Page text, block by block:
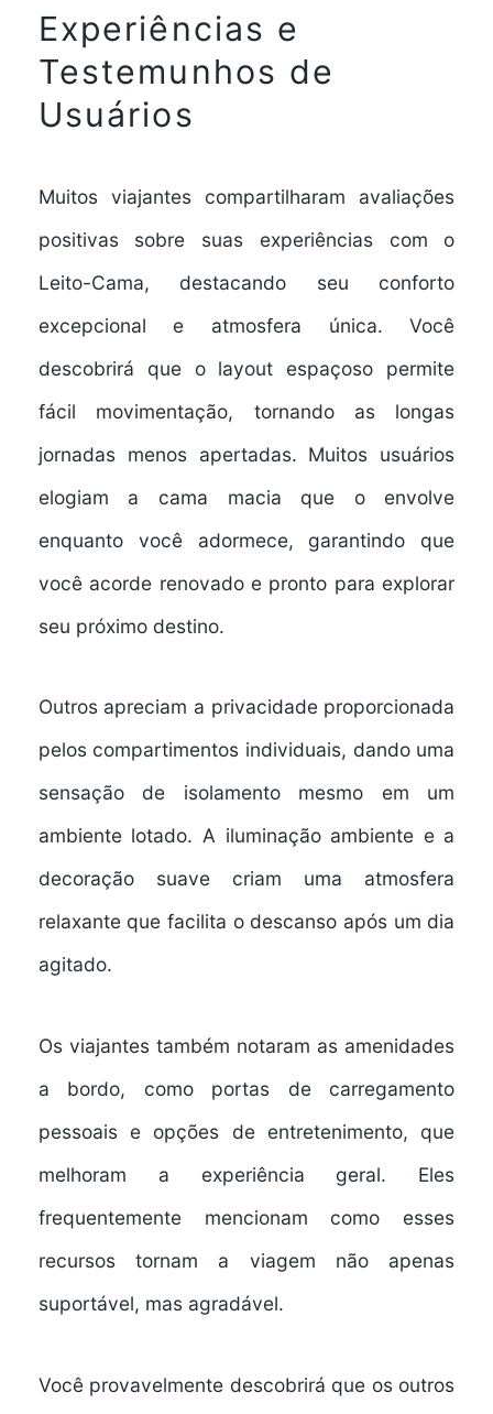
Experiências e
Testemunhos de
Usuários
Muitos viajantes compartilharam avaliações
positivas sobre suas experiências com o
Leito-Cama, destacando seu conforto
excepcional e atmosfera única. Você
descobrirá que o layout espaçoso permite
fácil movimentação, tornando as longas
jornadas menos apertadas. Muitos usuários
elogiam a cama macia que o envolve
enquanto você adormece, garantindo que
você acorde renovado e pronto para explorar
seu próximo destino.
Outros apreciam a privacidade proporcionada
pelos compartimentos individuais, dando uma
sensação de isolamento mesmo em um
ambiente lotado. A iluminação ambiente e a
decoração suave criam uma atmosfera
relaxanteque facilita o descanso após um dia
agitado.
Os viajantes também notaram as amenidades
a bordo, como portas de carregamento
pessoaise opções de entretenimento, que
melhoram a experiência geral. Eles
frequentemente mencionam como esses
recursos tornam a viagem não apenas
suportável, mas agradável.
Você provavelmente descobrirá que os outros